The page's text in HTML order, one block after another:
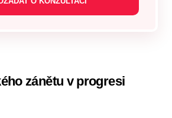
zánětu v progresi